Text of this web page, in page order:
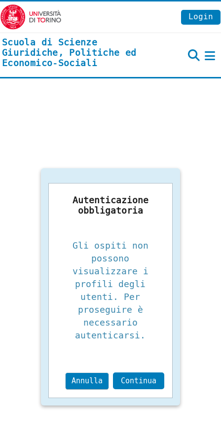
Vai al contenuto principale
Login
Scuola di Scienze
Giuridiche, Politiche ed
Economico-Sociali
Autenticazione
obbligatoria
Gli ospiti non
possono
visualizzare i
profili degli
utenti. Per
proseguire è
necessario
autenticarsi.
Annulla Continua